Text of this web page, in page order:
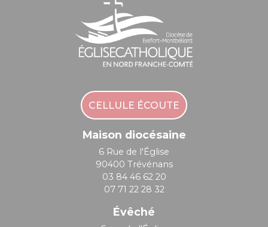
CELLULE ÉCOUTE
Maison diocésaine
6 Rue de l'Église
90400 Trévénans
03 84 46 62 20
07 71 22 28 32
Évêché